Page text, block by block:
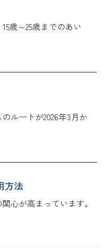
歳～25歳までのあい
ルートが2026年3月か
方法
心が高まっています。